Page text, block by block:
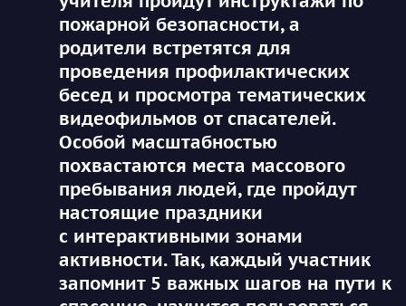
пожарной безопасности, а
родители встретятся для
проведения профилактических
бесед и просмотра тематических
видеофильмов от спасателей.
Особой масштабностью
похвастаются места массового
пребывания людей, где пройдут
настоящие праздники
с интерактивными зонами
активности. Так, каждый участник
запомнит 5 важных шагов на пути к